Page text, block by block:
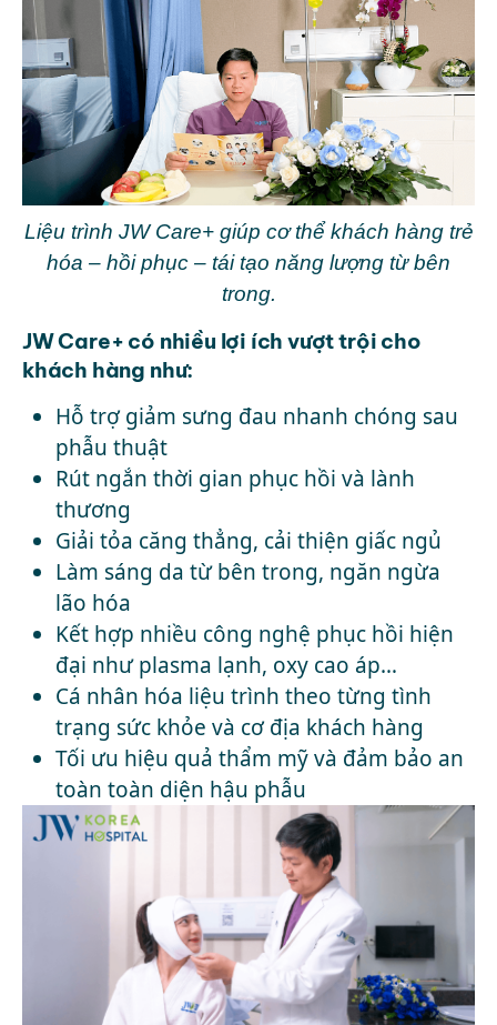
Liệu trình JW Care+ giúp cơ thể khách hàng trẻ
hóa – hồi phục – tái tạo năng lượng từ bên
trong.
JW Care+ có nhiều lợi ích vượt trội cho
khách hàng như:
Hỗ trợ giảm sưng đau nhanh chóng sau
phẫu thuật
Rút ngắn thời gian phục hồi và lành
thương
Giải tỏa căng thẳng, cải thiện giấc ngủ
Làm sáng da từ bên trong, ngăn ngừa
lão hóa
Kết hợp nhiều công nghệ phục hồi hiện
đại như plasma lạnh, oxy cao áp…
Cá nhân hóa liệu trình theo từng tình
trạng sức khỏe và cơ địa khách hàng
Tối ưu hiệu quả thẩm mỹ và đảm bảo an
toàn toàn diện hậu phẫu